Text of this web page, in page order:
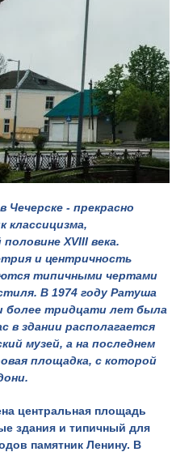
Чечерске - прекрасно
классицизма,
XVIII века.
и центричность
типичными чертами
В 1974 году Ратуша
более тридцати лет была
в здании располагается
музей, а на последнем
площадка, с которой
центральная площадь
здания и типичный для
памятник Ленину. В